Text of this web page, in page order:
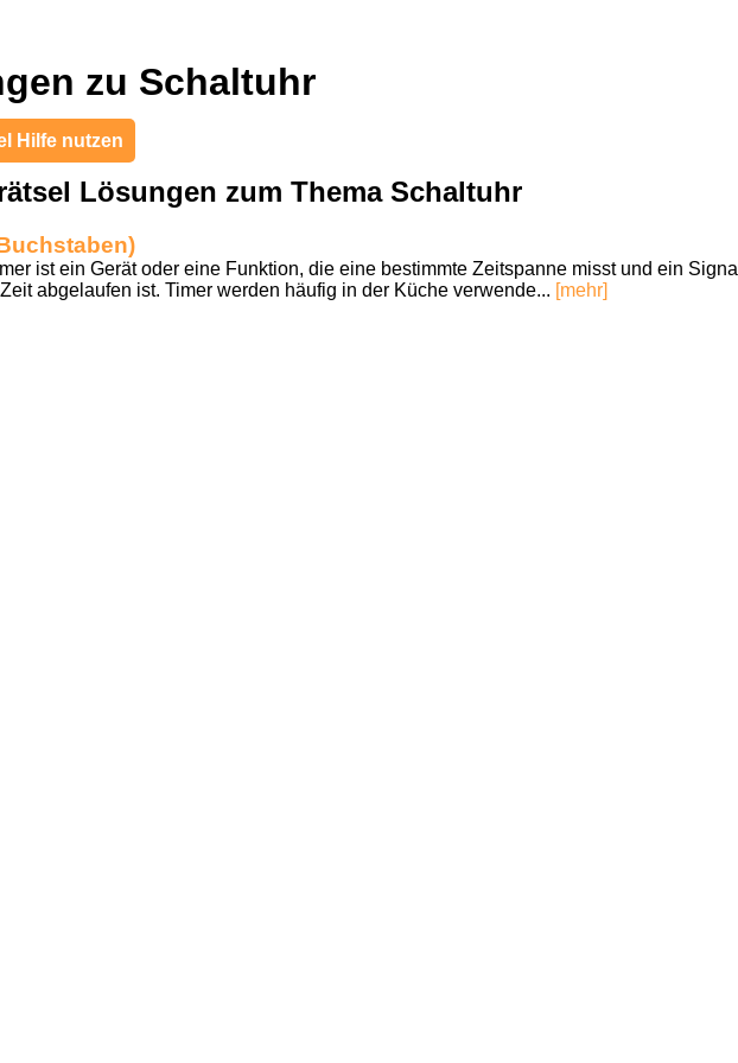
zu Schaltuhr
Hilfe nutzen
Lösungen zum Thema Schaltuhr
ist ein Gerät oder eine Funktion, die eine bestimmte Zeitspanne misst und ein Signal
abgelaufen ist. Timer werden häufig in der Küche verwende... [mehr]